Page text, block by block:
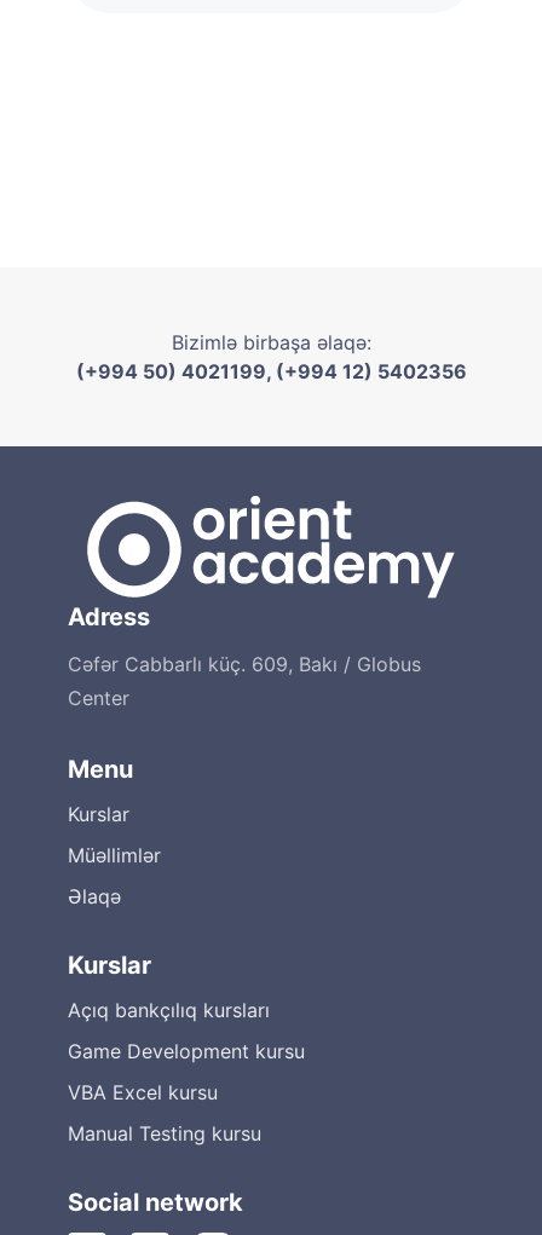
Bizimlə birbaşa əlaqə:
(+994 50) 4021199, (+994 12) 5402356
Adress
Cəfər Cabbarlı küç. 609, Bakı / Globus
Center
Menu
Kurslar
Müəllimlər
Əlaqə
Kurslar
Açıq bankçılıq kursları
Game Development kursu
VBA Excel kursu
Manual Testing kursu
Social network